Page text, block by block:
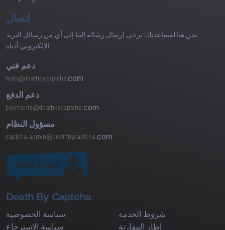
اتصال
نحن هنا لمساعدتك! يرجى إرسال رسالة إلينا إلى أي من رسائل البريد
الإلكتروني أدناه:
دعم فني
com
دعم الدفع
com
مسؤول النظام
com
Death By Captcha
سياسة الخصوصية
شروط الخدمة
سياسة الاسترجاع
إطار المقارنة